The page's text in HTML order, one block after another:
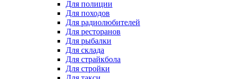
Для полиции
Для походов
Для радиолюбителей
Для ресторанов
Для рыбалки
Для склада
Для страйкбола
Для стройки